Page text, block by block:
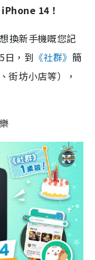
14！
換新手機嘅您記
日，到 《社群》 簡
街坊小店等），